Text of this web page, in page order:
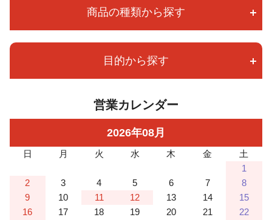
商品の種類から探す
目的から探す
営業カレンダー
2026年08月
日 月 火 水 木 金
土
1
2
3 4 5 6 7
8
9
10 11 12 13 14
15
16
17 18 19 20 21
22